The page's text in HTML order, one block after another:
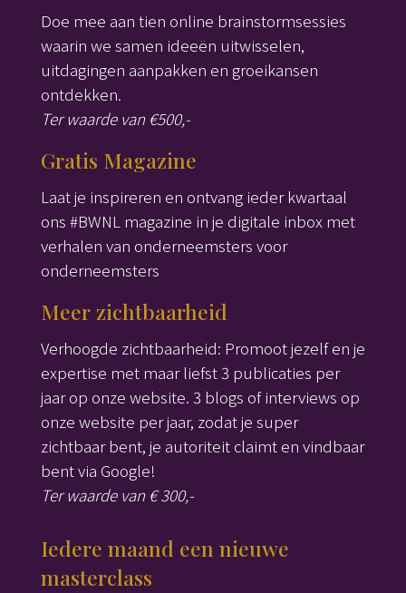
Doe mee aan tien online brainstormsessies
waarin we samen ideeën uitwisselen,
uitdagingen aanpakken en groeikansen
ontdekken.
Ter waarde van €500,-
Gratis Magazine
Laat je inspireren en ontvang ieder kwartaal
ons #BWNL magazine in je digitale inbox met
verhalen van onderneemsters voor
onderneemsters
Meer zichtbaarheid
Verhoogde zichtbaarheid: Promoot jezelf en je
expertise met maar liefst 3 publicaties per
jaar op onze website. 3 blogs of interviews op
onze website per jaar, zodat je super
zichtbaar bent, je autoriteit claimt en vindbaar
bent via Google!
Ter waarde van € 300,-
Iedere maand een nieuwe
masterclass